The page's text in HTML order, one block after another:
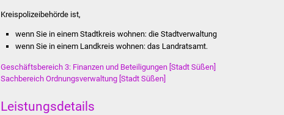
Kreispolizeibehörde ist,
wenn Sie in einem Stadtkreis wohnen: die Stadtverwaltung
wenn Sie in einem Landkreis wohnen: das Landratsamt.
Geschäftsbereich 3: Finanzen und Beteiligungen [Stadt Süßen]
Sachbereich Ordnungsverwaltung [Stadt Süßen]
Leistungsdetails